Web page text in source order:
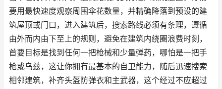
要用最快速度观察周围伞花数量，并精确降落到预设的建
筑屋顶或门口，进入建筑后，搜索路线必须有条理，遵循
由外而内由下至上的规则，避免在建筑内绕圈浪费时刻，
首要目标是找到任何一把枪械和少量弹药，哪怕是一把手
枪或乌兹，这让你拥有最基本的自卫能力，随后迅速搜索
相邻建筑，补齐头盔防弹衣和主武器，这个经过不应超过